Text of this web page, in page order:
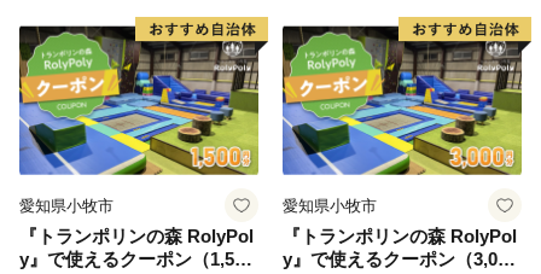
愛知県小牧市
『トランポリンの森 RolyPol
y』で使えるクーポン（1,500
愛知県小牧市
『トランポリンの森 RolyPol
y』で使えるクーポン（3,000